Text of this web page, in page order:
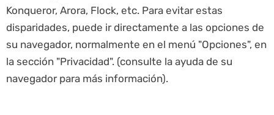
Konqueror, Arora, Flock, etc. Para evitar estas
disparidades, puede ir directamente a las opciones de
su navegador, normalmente en el menú "Opciones", en
la sección "Privacidad". (consulte la ayuda de su
navegador para más información).